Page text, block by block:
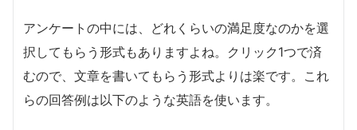
アンケートの中には、どれくらいの満足度なのかを選
択してもらう形式もありますよね。クリック1つで済
むので、文章を書いてもらう形式よりは楽です。これ
らの回答例は以下のような英語を使います。